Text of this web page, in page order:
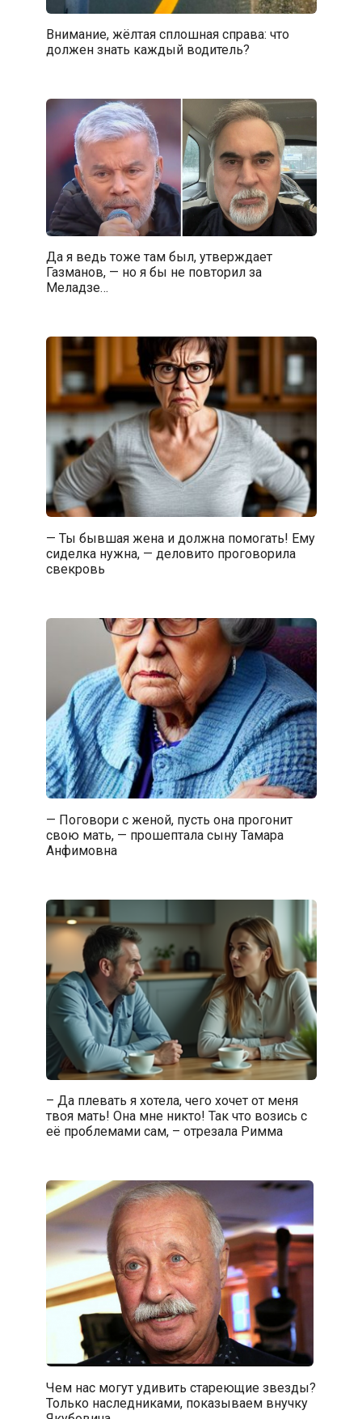
Внимание, жёлтая сплошная справа: что
должен знать каждый водитель?
Да я ведь тоже там был, утверждает
Газманов, — но я бы не повторил за
Меладзе…
— Ты бывшая жена и должна помогать! Ему
сиделка нужна, — деловито проговорила
свекровь
— Поговори с женой, пусть она прогонит
свою мать, — прошептала сыну Тамара
Анфимовна
– Да плевать я хотела, чего хочет от меня
твоя мать! Она мне никто! Так что возись с
её проблемами сам, – отрезала Римма
Чем нас могут удивить стареющие звезды?
Только наследниками, показываем внучку